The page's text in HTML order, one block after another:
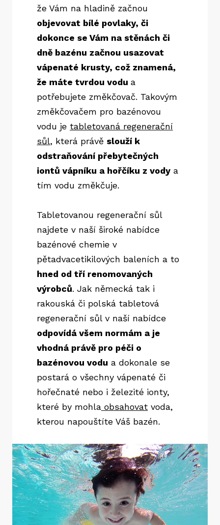
že Vám na hladině začnou
objevovat bílé povlaky, či
dokonce se Vám na stěnách či
dně bazénu začnou usazovat
vápenaté krusty, což znamená,
že máte tvrdou vodu a
potřebujete změkčovač. Takovým
změkčovačem pro bazénovou
vodu je tabletovaná regenerační
sůl, která právě slouží k
odstraňování přebytečných
iontů vápníku a hořčíku z vody a
tím vodu změkčuje.
Tabletovanou regenerační sůl
najdete v naší široké nabídce
bazénové chemie v
pětadvacetikilových baleních a to
hned od tří renomovaných
výrobců. Jak německá tak i
rakouská či polská tabletová
regenerační sůl v naší nabídce
odpovídá všem normám a je
vhodná právě pro péči o
bazénovou vodu a dokonale se
postará o všechny vápenaté či
hořečnaté nebo i železité ionty,
které by mohla obsahovat voda,
kterou napouštíte Váš bazén.